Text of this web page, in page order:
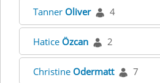
Tanner Oliver 4
Hatice Özcan 2
Christine Odermatt 7